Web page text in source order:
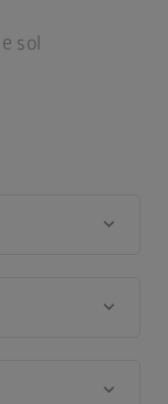
sol
keyboard_arrow_down
keyboard_arrow_down
keyboard_arrow_down